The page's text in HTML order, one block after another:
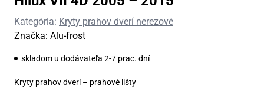
Kategória: Kryty prahov dverí nerezové
Značka: Alu-frost
skladom u dodávateľa 2-7 prac. dní
Kryty prahov dverí – prahové lišty